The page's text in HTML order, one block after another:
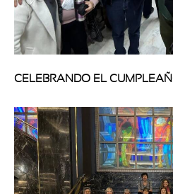
CELEBRANDO EL